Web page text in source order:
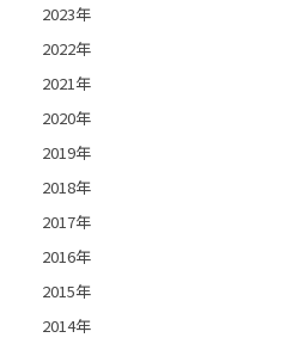
2023年
2022年
2021年
2020年
2019年
2018年
2017年
2016年
2015年
2014年